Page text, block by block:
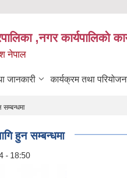
,नगर कार्यपालिकाे
नेपाल
जानकारी कार्यक्रम तथा
सम्बन्धमा
हुन सम्बन्धमा
- 18:50